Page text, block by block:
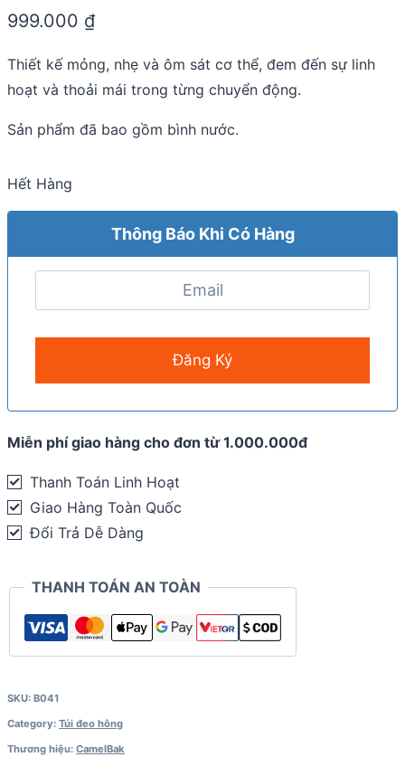
out
999.000 ₫
Thiết kế mỏng, nhẹ và ôm sát cơ thể, đem đến sự linh
hoạt và thoải mái trong từng chuyển động.
Sản phẩm đã bao gồm bình nước.
Hết Hàng
Thông Báo Khi Có Hàng
Miễn phí giao hàng cho đơn từ 1.000.000đ
Thanh Toán Linh Hoạt
Giao Hàng Toàn Quốc
Đổi Trả Dễ Dàng
THANH TOÁN AN TOÀN
SKU: B041
Category: Túi đeo hông
Thương hiệu: CamelBak